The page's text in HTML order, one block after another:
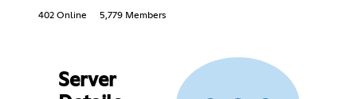
402 Online 5,779 Members
Server